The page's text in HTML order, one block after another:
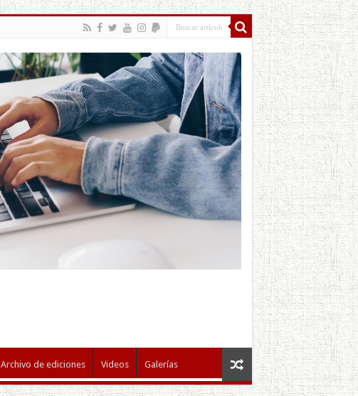
Archivo de ediciones Videos Galerías